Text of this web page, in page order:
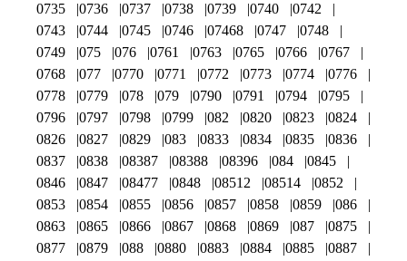
0735
0736 0737 0738 0739 0740
0742
0743
0744 0745 0746 07468 0747
0748
0749
075 076 0761 0763 0765 0766
0767
0768
077 0770 0771 0772 0773 0774
0776
0778
0779 078 079 0790 0791 0794
0795
0796
0797 0798 0799 082 0820 0823
0824
0826
0827 0829 083 0833 0834 0835
0836
0837
0838 08387 08388 08396 084
0845
0846
0847 08477 0848 08512 08514
0852
0853
0854 0855 0856 0857 0858 0859
086
0863
0865 0866 0867 0868 0869 087
0875
0877
0879 088 0880 0883 0884 0885
0887